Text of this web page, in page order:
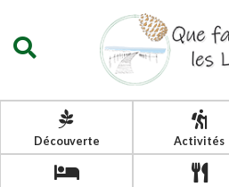
Découverte Activités